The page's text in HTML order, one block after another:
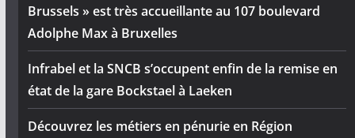
Brussels » est très accueillante au 107 boulevard
Adolphe Max à Bruxelles
Infrabel et la SNCB s’occupent enfin de la remise en
état de la gare Bockstael à Laeken
Découvrez les métiers en pénurie en Région